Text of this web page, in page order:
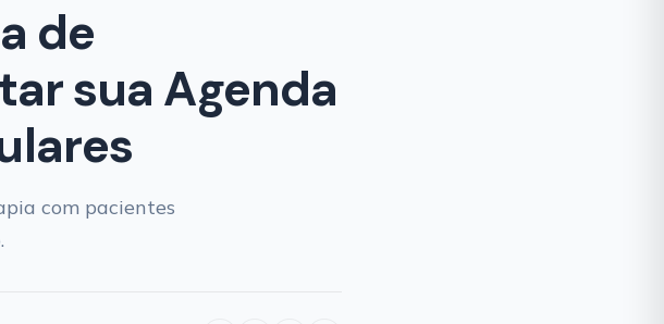
de
sua Agenda
com pacientes